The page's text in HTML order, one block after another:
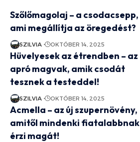
Szőlőmagolaj – a csodacsepp,
ami megállítja az öregedést?
SZILVIA OKTÓBER 14, 2025
Hüvelyesek az étrendben – az
apró magvak, amik csodát
tesznek a testeddel!
SZILVIA OKTÓBER 14, 2025
Acmella – az új szupernövény,
amitől mindenki fiatalabbnak
érzi magát!